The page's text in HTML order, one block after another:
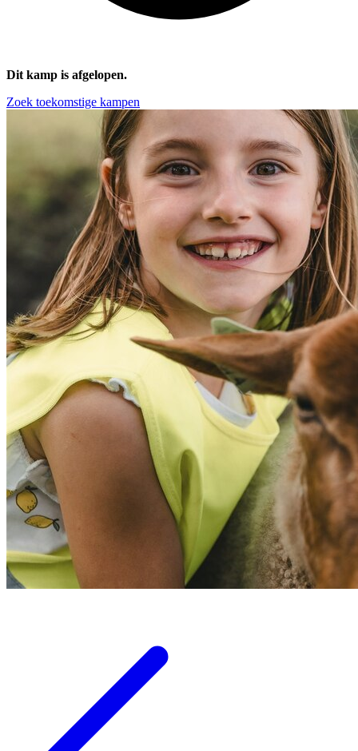
Dit kamp is afgelopen.
Zoek toekomstige kampen